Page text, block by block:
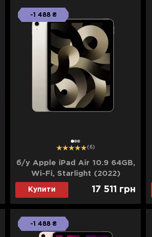
12 3
-1 488 ₴
(6)
б/у Apple iPad Air 10.9 64GB,
Wi-Fi, Starlight (2022)
Купити 17 511 грн
-1 488 ₴